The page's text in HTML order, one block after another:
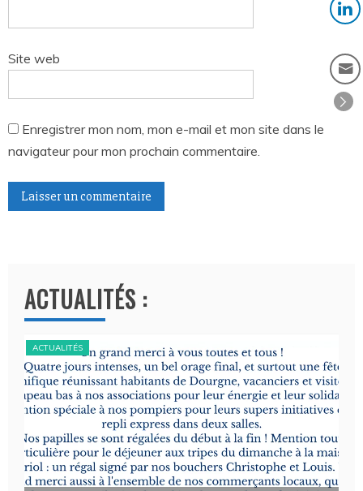
Site web
Enregistrer mon nom, mon e-mail et mon site dans le
navigateur pour mon prochain commentaire.
ACTUALITÉS :
ACTUALITÉS